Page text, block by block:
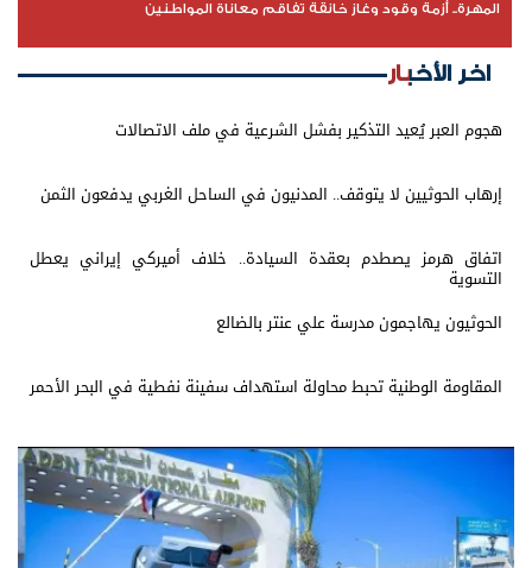
المهرة.. أزمة وقود وغاز خانقة تفاقم معاناة المواطنين
اخر الأخبار
هجوم العبر يُعيد التذكير بفشل الشرعية في ملف الاتصالات
إرهاب الحوثيين لا يتوقف.. المدنيون في الساحل الغربي يدفعون الثمن
اتفاق هرمز يصطدم بعقدة السيادة.. خلاف أميركي إيراني يعطل
التسوية
الحوثيون يهاجمون مدرسة علي عنتر بالضالع
المقاومة الوطنية تحبط محاولة استهداف سفينة نفطية في البحر الأحمر